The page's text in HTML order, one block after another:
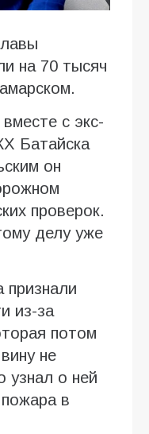
на 70 тысяч
с экс-
Батайска
он
проверок.
делу уже
признали
из-за
потом
не
узнал о ней
в